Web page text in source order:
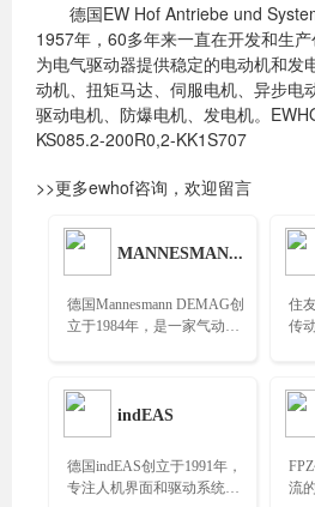
德国EW Hof Antriebe und
1957年，60多年来一直在开发和生
为电气驱动器提供稳定的电动机和发
动机、扭矩马达、伺服电机、异步电
驱动电机、防爆电机、发电机。
KS085.2-200R0,2-KK1S707
>>更多ewhof咨询，欢迎留言
MANNESMANN DEMAG
德国Mannesmann DEMAG创
立于1984年，是一家气动工
住
传
indEAS
德国indEAS创立于1991年，
专注人机界面和驱动系统解
流